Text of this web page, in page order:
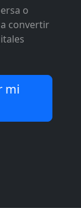
o
convertir
mi